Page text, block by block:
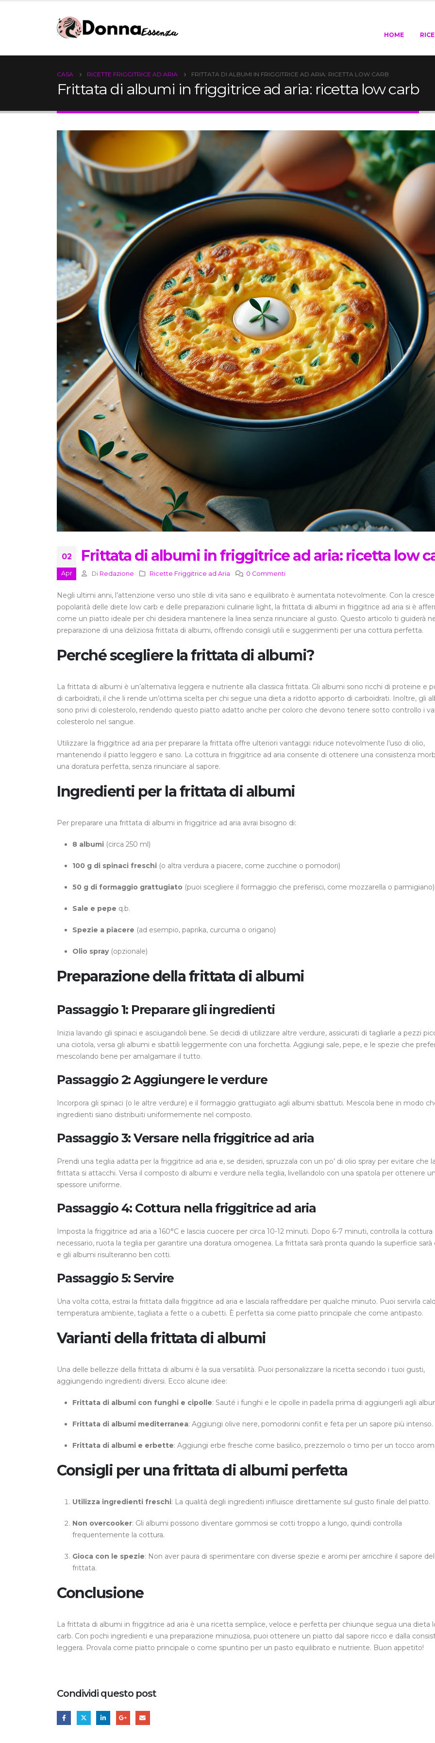
HOME
CASA RICETTE FRIGGITRICE AD ARIA FRITTATA DI ALBUMI IN FRIGGITRICE AD ARIA: RICETTA LOW CARB
Frittata di albumi in friggitrice ad aria: ricetta low carb
02
Apr
Frittata di albumi in friggitrice ad aria: ricetta low
Di Redazione Ricette Friggitrice ad Aria 0 Commenti
Negli ultimi anni, l’attenzione verso uno stile di vita sano e equilibrato è aumentata notevolmente. Con la
popolarità delle diete low carb e delle preparazioni culinarie light, la frittata di albumi in friggitrice ad aria si è
come un piatto ideale per chi desidera mantenere la linea senza rinunciare al gusto. Questo articolo ti guiderà
preparazione di una deliziosa frittata di albumi, offrendo consigli utili e suggerimenti per una cottura perfetta.
Perché scegliere la frittata di albumi?
La frittata di albumi è un’alternativa leggera e nutriente alla classica frittata. Gli albumi sono ricchi di proteine e
di carboidrati, il che li rende un’ottima scelta per chi segue una dieta a ridotto apporto di carboidrati. Inoltre, gli
sono privi di colesterolo, rendendo questo piatto adatto anche per coloro che devono tenere sotto controllo i
colesterolo nel sangue.
Utilizzare la friggitrice ad aria per preparare la frittata offre ulteriori vantaggi: riduce notevolmente l’uso di olio,
mantenendo il piatto leggero e sano. La cottura in friggitrice ad aria consente di ottenere una consistenza
una doratura perfetta, senza rinunciare al sapore.
Ingredienti per la frittata di albumi
Per preparare una frittata di albumi in friggitrice ad aria avrai bisogno di:
8 albumi (circa 250 ml)
100 g di spinaci freschi (o altra verdura a piacere, come zucchine o pomodori)
50 g di formaggio grattugiato (puoi scegliere il formaggio che preferisci, come mozzarella o parmigiano)
Sale e pepe q.b.
Spezie a piacere (ad esempio, paprika, curcuma o origano)
Olio spray(opzionale)
Preparazione della frittata di albumi
Passaggio 1: Preparare gli ingredienti
Inizia lavando gli spinaci e asciugandoli bene. Se decidi di utilizzare altre verdure, assicurati di tagliarle a pezzi
una ciotola, versa gli albumi e sbattili leggermente con una forchetta. Aggiungi sale, pepe, e le spezie che
mescolando bene per amalgamare il tutto.
Passaggio 2: Aggiungere le verdure
Incorpora gli spinaci (o le altre verdure) e il formaggio grattugiato agli albumi sbattuti. Mescola bene in modo
ingredienti siano distribuiti uniformemente nel composto.
Passaggio 3: Versare nella friggitrice ad aria
Prendi una teglia adatta per la friggitrice ad aria e, se desideri, spruzzala con un po’ di olio spray per evitare che la
frittata si attacchi. Versa il composto di albumi e verdure nella teglia, livellandolo con una spatola per ottenere
spessore uniforme.
Passaggio 4: Cottura nella friggitrice ad aria
Imposta la friggitrice ad aria a 160°C e lascia cuocere per circa 10-12 minuti. Dopo 6-7 minuti, controlla la cottura
necessario, ruota la teglia per garantire una doratura omogenea. La frittata sarà pronta quando la superficie sarà
e gli albumi risulteranno ben cotti.
Passaggio 5: Servire
Una volta cotta, estrai la frittata dalla friggitrice ad aria e lasciala raffreddare per qualche minuto. Puoi servirla
temperatura ambiente, tagliata a fette o a cubetti. È perfetta sia come piatto principale che come antipasto.
Varianti della frittata di albumi
Una delle bellezze della frittata di albumi è la sua versatilità. Puoi personalizzare la ricetta secondo i tuoi gusti,
aggiungendo ingredienti diversi. Ecco alcune idee:
Frittata di albumi con funghi e cipolle: Sauté i funghi e le cipolle in padella prima di aggiungerli agli
Frittata di albumi mediterranea: Aggiungi olive nere, pomodorini confit e feta per un sapore più intenso.
Frittata di albumi e erbette: Aggiungi erbe fresche come basilico, prezzemolo o timo per un tocco
Consigli per una frittata di albumi perfetta
Utilizza ingredienti freschi: La qualità degli ingredienti influisce direttamente sul gusto finale del piatto.
Non overcooker: Gli albumi possono diventare gommosi se cotti troppo a lungo, quindi controlla
frequentemente la cottura.
Gioca con le spezie: Non aver paura di sperimentare con diverse spezie e aromi per arricchire il sapore
frittata.
Conclusione
La frittata di albumi in friggitrice ad aria è una ricetta semplice, veloce e perfetta per chiunque segua una dieta
carb. Con pochi ingredienti e una preparazione minuziosa, puoi ottenere un piatto dal sapore ricco e dalla
leggera. Provala come piatto principale o come spuntino per un pasto equilibrato e nutriente. Buon appetito!
Condividi questo post